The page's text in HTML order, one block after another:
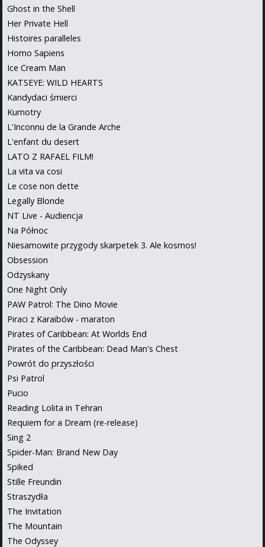
Ghost in the Shell
Her Private Hell
Histoires paralleles
Homo Sapiens
Ice Cream Man
KATSEYE: WILD HEARTS
Kandydaci śmierci
Kumotry
L'Inconnu de la Grande Arche
L'enfant du desert
LATO Z RAFAEL FILM!
La vita va cosi
Le cose non dette
Legally Blonde
NT Live - Audiencja
Na Północ
Niesamowite przygody skarpetek 3. Ale kosmos!
Obsession
Odzyskany
One Night Only
PAW Patrol: The Dino Movie
Piraci z Karaibów - maraton
Pirates of Caribbean: At Worlds End
Pirates of the Caribbean: Dead Man's Chest
Powrót do przyszłości
Psi Patrol
Pucio
Reading Lolita in Tehran
Requiem for a Dream (re-release)
Sing 2
Spider-Man: Brand New Day
Spiked
Stille Freundin
Straszydła
The Invitation
The Mountain
The Odyssey